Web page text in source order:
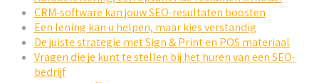
CRM-software kan jouw SEO-resultaten boosten
Een lening kan u helpen, maar kies verstandig
De juiste strategie met Sign & Print en POS materiaal
Vragen die je kunt te stellen bij het huren van een SEO-
bedrijf